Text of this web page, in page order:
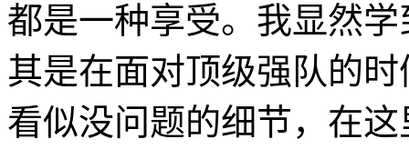
都是一种享受。我显然
其是在面对顶级强队的
看似没问题的细节，在